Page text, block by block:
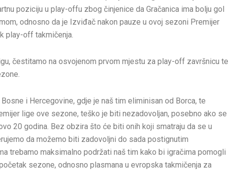
poziciju u play-offu zbog činjenice da Gračanica ima bolju gol
odnosno da je Izviđač nakon pauze u ovoj sezoni Premijer
play-off takmičenja.
čestitamo na osvojenom prvom mjestu za play-off završnicu te
i Hercegovine, gdje je naš tim eliminisan od Borca, te
lige ove sezone, teško je biti nezadovoljan, posebno ako se
20 godina. Bez obzira što će biti onih koji smatraju da se u
da možemo biti zadovoljni do sada postignutim
trebamo maksimalno podržati naš tim kako bi igračima pomogli
sezone, odnosno plasmana u evropska takmičenja za